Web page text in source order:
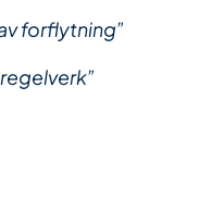
forflytning”